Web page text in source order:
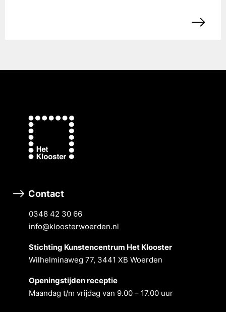
Contact
0348 42 30 66
info@kloosterwoerden.nl
Stichting Kunstencentrum Het Klooster
Wilhelminaweg 77, 3441 XB Woerden
Openingstĳden receptie
Maandag t/m vrĳdag van 9.00 – 17.00 uur